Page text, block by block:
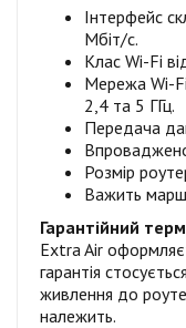
Інтерфейс
Мбіт/c.
Клас Wi-Fi
Мережа Wi-
2,4 та 5 ГГц.
Передача
Розмір
Важить
Гарантійний
Extra Air
гарантія
живлення до
належить.